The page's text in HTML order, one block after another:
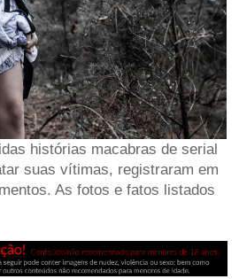
histórias macabras de serial
suas vítimas, registraram em
As fotos e fatos listados